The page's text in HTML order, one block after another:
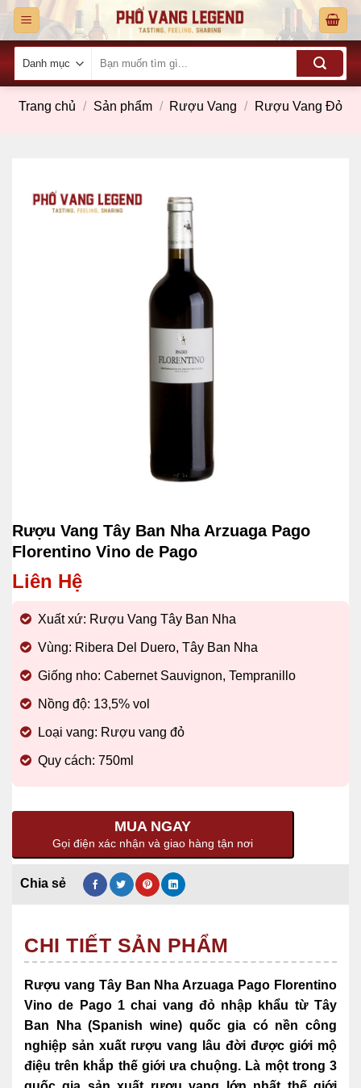
Skip
content
kiếm:
Trang chủ / Sản phẩm / Rượu Vang / Rượu Vang Đỏ
Rượu Vang Tây Ban Nha Arzuaga Pago
Florentino Vino de Pago
Liên Hệ
Xuất xứ: Rượu Vang Tây Ban Nha
Vùng: Ribera Del Duero, Tây Ban Nha
Giống nho: Cabernet Sauvignon, Tempranillo
Nồng độ: 13,5% vol
Loại vang: Rượu vang đỏ
Quy cách: 750ml
MUA NGAY
Gọi điện xác nhận và giao hàng tận nơi
CHI TIẾT SẢN PHẨM
Rượu vang Tây Ban Nha Arzuaga Pago Florentino
Vino de Pago 1 chai vang đỏ nhập khẩu từ Tây
Ban Nha (Spanish wine) quốc gia có nền công
nghiệp sản xuất rượu vang lâu đời được giới mộ
điệu trên khắp thế giới ưa chuộng. Là một trong 3